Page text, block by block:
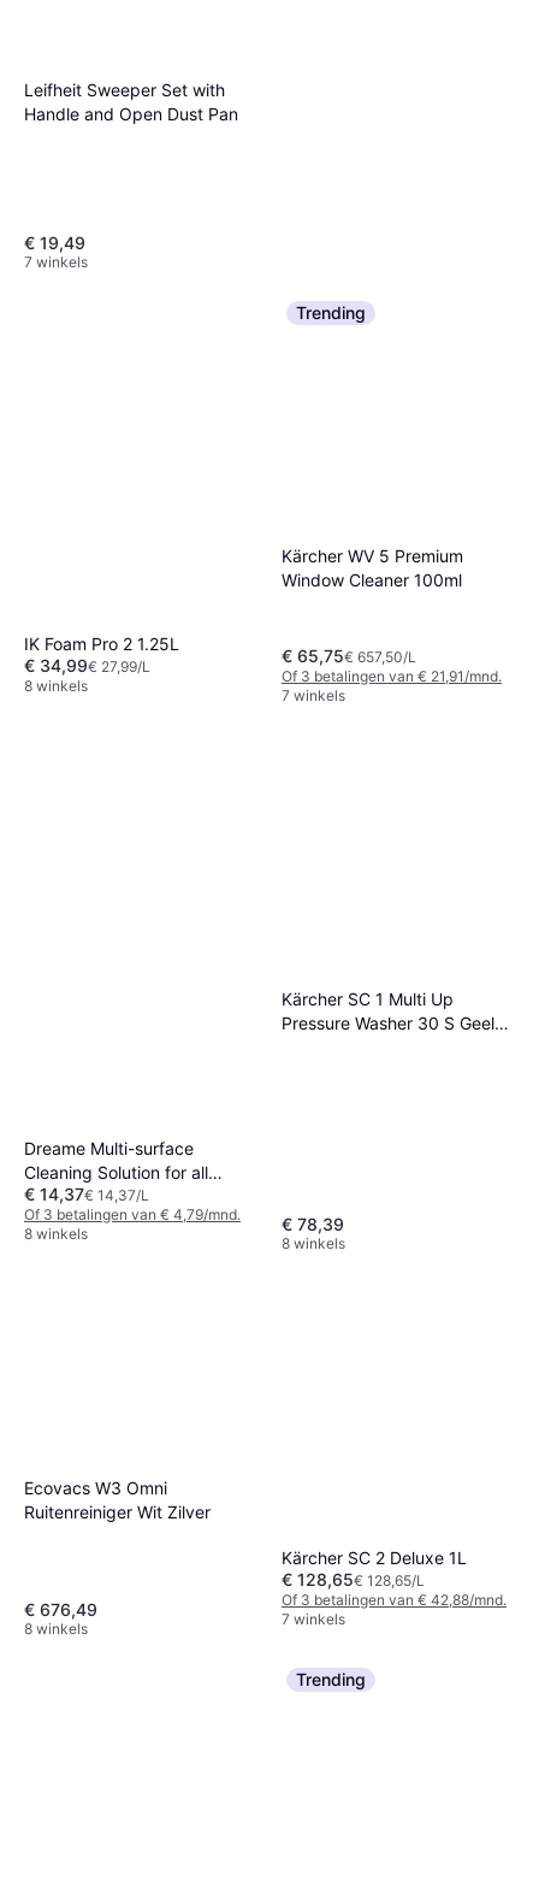
Leifheit Sweeper Set with
Handle and Open Dust Pan
€ 19,49
7 winkels
IK Foam Pro 2 1.25L
€ 34,99€ 27,99/L
8 winkels
Trending
Kärcher WV 5 Premium
Window Cleaner 100ml
€ 65,75€ 657,50/L
Of 3 betalingen van € 21,91/mnd.
7 winkels
Dreame Multi-surface
Cleaning Solution for all
Robot Vacuums
€ 14,37€ 14,37/L
Of 3 betalingen van € 4,79/mnd.
8 winkels
Kärcher SC 1 Multi Up
Pressure Washer 30 S Geel
€ 78,39
8 winkels
Ecovacs W3 Omni
Ruitenreiniger Wit Zilver
€ 676,49
8 winkels
Kärcher SC 2 Deluxe 1L
€ 128,65€ 128,65/L
Of 3 betalingen van € 42,88/mnd.
7 winkels
Trending